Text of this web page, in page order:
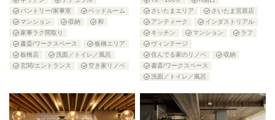
パントリー/家事室
ベッドルーム
マンション
収納
和
家事ラク間取り
書斎/ワークスペース
板橋エリア
板橋店
洗面／トイレ／風呂
玄関/エントランス
空き家リノベ
さいたまエリア
さいたま宮原店
アンティーク
インダストリアル
キッチン
マンション
ラフ
ヴィンテージ
住んでる家のリノベ
収納
書斎/ワークスペース
洗面／トイレ／風呂